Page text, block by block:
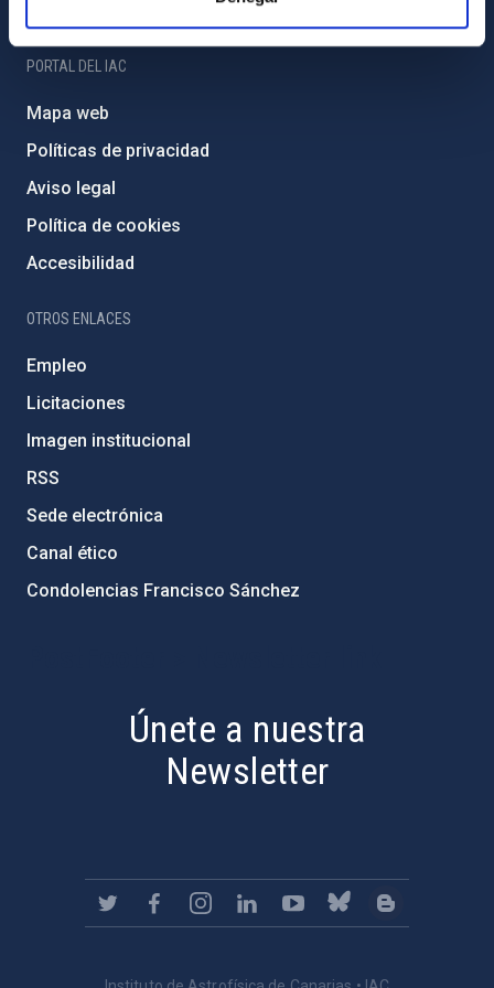
PORTAL DEL IAC
Mapa web
Políticas de privacidad
Aviso legal
Política de cookies
Accesibilidad
OTROS ENLACES
Empleo
Licitaciones
Imagen institucional
RSS
Sede electrónica
Canal ético
Condolencias Francisco Sánchez
Únete a nuestra
Newsletter